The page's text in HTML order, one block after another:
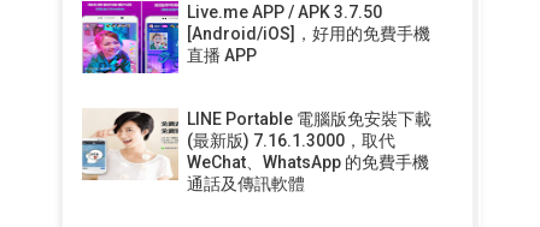
Live.me APP / APK 3.7.50
[Android/iOS]，好用的免費手機
直播 APP
LINE Portable 電腦版免安裝下載
(最新版) 7.16.1.3000，取代
WeChat、WhatsApp 的免費手機
通話及傳訊軟體